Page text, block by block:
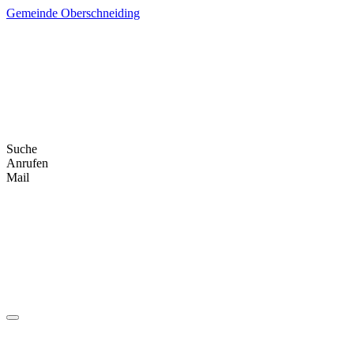
Skip
Gemeinde Oberschneiding
Suche
Anrufen
Mail